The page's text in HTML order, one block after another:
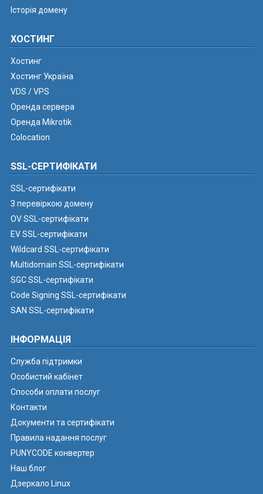
Історія домену
ХОСТИНГ
Хостинг
Хостинг Україна
VDS / VPS
Оренда сервера
Оренда Mikrotik
Colocation
SSL-СЕРТИФІКАТИ
SSL-сертифікати
З перевіркою домену
OV SSL-сертифікати
EV SSL-сертифікати
Wildcard SSL-сертифікати
Multidomain SSL-сертифікати
SGC SSL-сертифікати
Code Signing SSL-сертифікати
SAN SSL-сертифікати
ІНФОРМАЦІЯ
Служба підтримки
Особистий кабінет
Способи оплати послуг
Контакти
Документи та сертифікати
Правила надання послуг
PUNYCODE конвертер
Наш блог
Дзеркало Linux